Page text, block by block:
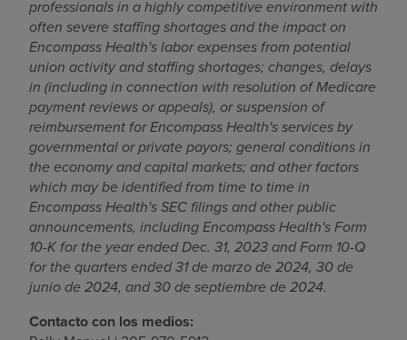
professionals in a highly competitive environment with
often severe staffing shortages and the impact on
Encompass Health's labor expenses from potential
union activity and staffing shortages; changes, delays
in (including in connection with resolution of Medicare
payment reviews or appeals), or suspension of
reimbursement for Encompass Health's services by
governmental or private payors; general conditions in
the economy and capital markets; and other factors
which may be identified from time to time in
Encompass Health's SEC filings and other public
announcements, including Encompass Health's Form
10-K for the year endedDec. 31, 2023and Form 10-Q
for the quarters ended31 de marzo de 2024, 30 de
junio de 2024, and30 de septiembre de 2024.
Contacto con los medios: